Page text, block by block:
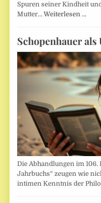
Spuren seiner Kindheit
Mutter…Weiterlesen …
Schopenhauer
Die Abhandlungen im 106.
Jahrbuchs“ zeugen wie
intimen Kenntnis der